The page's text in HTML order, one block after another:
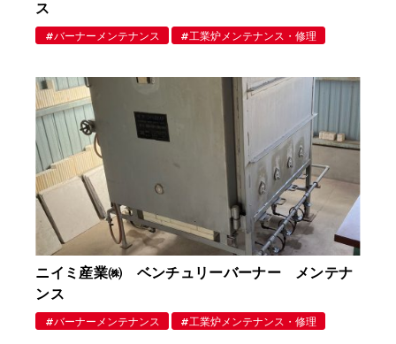
ス
バーナーメンテナンス 工業炉メンテナンス・修理
ニイミ産業㈱ ベンチュリーバーナー メンテナ
ンス
バーナーメンテナンス 工業炉メンテナンス・修理